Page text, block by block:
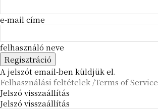
e-mail címe
felhasználó neve
A jelszót email-ben küldjük el.
Felhasználási feltételek /Terms of Service
Jelszó visszaállítás
Jelszó visszaállítás